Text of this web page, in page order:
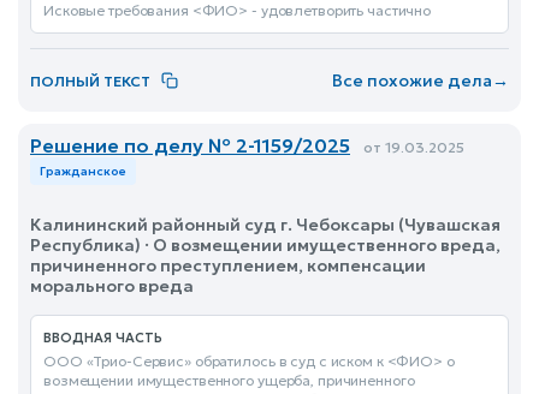
Исковые требования <ФИО> - удовлетворить частично
ПОЛНЫЙ ТЕКСТ Все похожие дела→
Решение по делу № 2-1159/2025 от 19.03.2025
Гражданское
Калининский районный суд г. Чебоксары (Чувашская
Республика) · О возмещении имущественного вреда,
причиненного преступлением, компенсации
морального вреда
ВВОДНАЯ ЧАСТЬ
ООО «Трио-Сервис» обратилось в суд с иском к <ФИО> о
возмещении имущественного ущерба, причиненного